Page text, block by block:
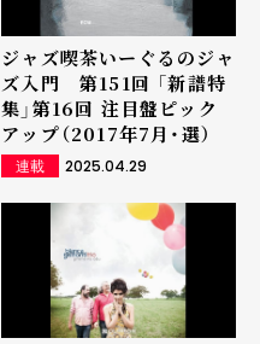
ジャズ喫茶いーぐるのジャ
ズ入門 第151回 「新譜特
集」第16回 注目盤ピック
アップ（2017年7月・選）
連載 2025.04.29